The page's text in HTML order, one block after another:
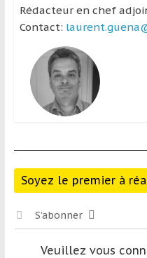
Rédacteur en chef
Contact:
Soyez le premier à
S’abonner
Veuillez vous